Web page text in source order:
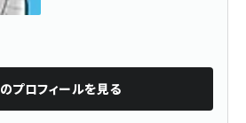
のプロフィールを見る